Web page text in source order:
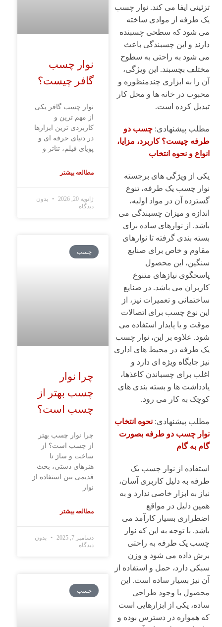
تزئینی ایفا می کند. نوار چسب
یک طرفه از موادی ساخته
می شود که سطحی چسبنده
دارند و این چسبندگی باعث
می شود به راحتی به سطوح
مختلف بچسبند. این ویژگی،
آن را به ابزاری چندمنظوره و
محبوب در خانه ها و محل کار
تبدیل کرده است.
مطلب پیشنهادی: چسب دو
طرفه چیست؟ کاربرد، مزایا،
انواع و نحوه انتخاب
یکی از ویژگی های برجسته
نوار چسب یک طرفه، تنوع
گسترده آن در مواد اولیه،
اندازه و میزان چسبندگی می
باشد. از نوارهای ساده برای
بسته بندی گرفته تا نوارهای
مقاوم و خاص برای صنایع
سنگین، این محصول
پاسخگوی نیازهای متنوع
کاربران می باشد. در صنایع
ساختمانی و تعمیرات نیز، از
این نوع چسب برای اتصالات
موقت و یا پایدار استفاده می
شود. علاوه بر این، نوار چسب
یک طرفه در محیط های اداری
نیز جایگاه ویژه ای دارد و
اغلب برای چسباندن کاغذها،
یادداشت ها و بسته بندی های
کوچک به کار می رود.
مطلب پیشنهادی: نحوه انتخاب
نوار چسب دو طرفه بصورت
گام به گام
استفاده از نوار چسب یک
طرفه به دلیل کاربری آسان،
نیاز به ابزار خاصی ندارد و به
همین دلیل در مواقع
اضطراری بسیار کارآمد می
باشد. با توجه به این که نوار
چسب یک طرفه به راحتی
برش داده می شود و وزن
سبکی دارد، حمل و استفاده از
آن نیز بسیار ساده است. این
محصول با وجود طراحی
ساده، یکی از ابزارهایی است
که همواره در دسترس بوده و
نوار چسب
گافر چیست؟
نوار چسب گافر یکی
از مهم ترین و
کاربردی ترین ابزارها
در دنیای حرفه ای و
پویای فیلم، تئاتر و
مطالعه بیشتر
ژانویه 20, 2026
بدون
دیدگاه
چسب
چرا نوار
چسب بهتر از
چسب است؟
چرا نوار چسب بهتر
از چسب است؟ از
ساخت و ساز تا
هنرهای دستی، بحث
قدیمی بین استفاده از
نوار
مطالعه بیشتر
دسامبر 7, 2025
بدون
دیدگاه
چسب